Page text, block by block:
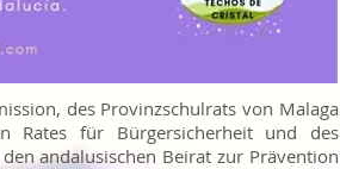
des Provinzschulrats von Malaga
Rates für Bürgersicherheit und des
andalusischen Beirat zur Prävention